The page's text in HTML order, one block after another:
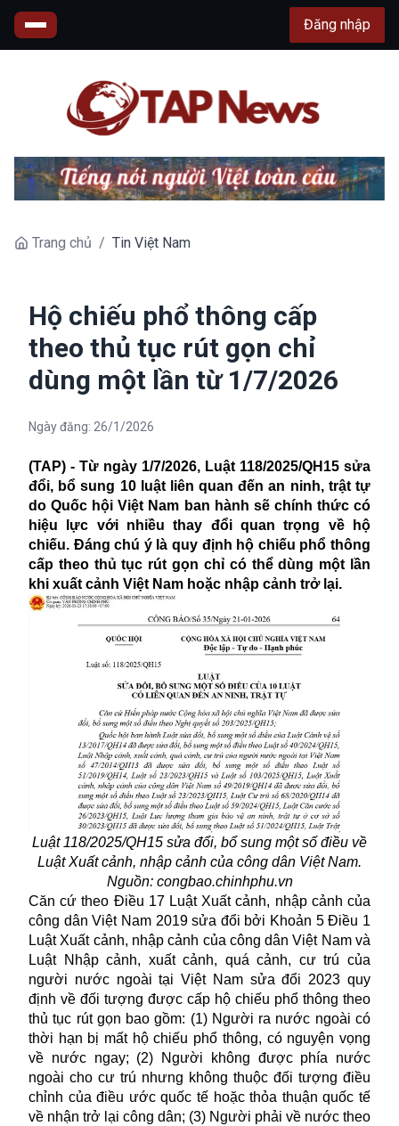
Đăng nhập
Trang chủ / Tin Việt Nam
Hộ chiếu phổ thông cấp
theo thủ tục rút gọn chỉ
dùng một lần từ 1/7/2026
Ngày đăng: 26/1/2026
(TAP) - Từ ngày 1/7/2026, Luật 118/2025/QH15 sửa
đổi, bổ sung 10 luật liên quan đến an ninh, trật tự
do Quốc hội Việt Nam ban hành sẽ chính thức có
hiệu lực với nhiều thay đổi quan trọng về hộ
chiếu. Đáng chú ý là quy định hộ chiếu phổ thông
cấp theo thủ tục rút gọn chỉ có thể dùng một lần
khi xuất cảnh Việt Nam hoặc nhập cảnh trở lại.
Luật 118/2025/QH15 sửa đổi, bổ sung một số điều về
Luật Xuất cảnh, nhập cảnh của công dân Việt Nam.
Nguồn: congbao.chinhphu.vn
Căn cứ theo Điều 17 Luật Xuất cảnh, nhập cảnh của
công dân Việt Nam 2019 sửa đổi bởi Khoản 5 Điều 1
Luật Xuất cảnh, nhập cảnh của công dân Việt Nam và
Luật Nhập cảnh, xuất cảnh, quá cảnh, cư trú của
người nước ngoài tại Việt Nam sửa đổi 2023 quy
định về đối tượng được cấp hộ chiếu phổ thông theo
thủ tục rút gọn bao gồm: (1) Người ra nước ngoài có
thời hạn bị mất hộ chiếu phổ thông, có nguyện vọng
về nước ngay; (2) Người không được phía nước
ngoài cho cư trú nhưng không thuộc đối tượng điều
chỉnh của điều ước quốc tế hoặc thỏa thuận quốc tế
về nhận trở lại công dân; (3) Người phải về nước theo